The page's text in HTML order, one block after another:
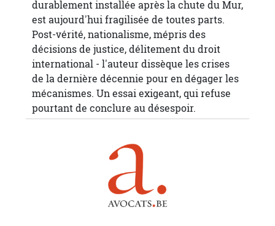
durablement installée après la chute du Mur,
est aujourd'hui fragilisée de toutes parts.
Post-vérité, nationalisme, mépris des
décisions de justice, délitement du droit
international - l'auteur dissèque les crises
de la dernière décennie pour en dégager les
mécanismes. Un essai exigeant, qui refuse
pourtant de conclure au désespoir.